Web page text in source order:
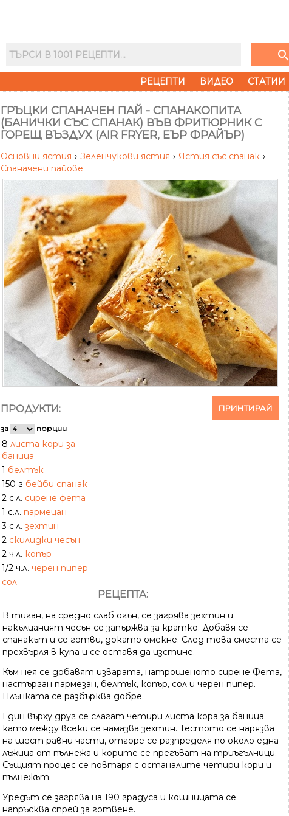
search
РЕЦЕПТИ ВИДЕО СТАТИИ
ГРЪЦКИ СПАНАЧЕН ПАЙ - СПАНАКОПИТА
(БАНИЧКИ СЪС СПАНАК) ВЪВ ФРИТЮРНИК С
ГОРЕЩ ВЪЗДУХ (AIR FRYER, ЕЪР ФРАЙЪР)
Основни ястия › Зеленчукови ястия › Ястия със спанак ›
Спаначени пайове
ПРИНТИРАЙ
ПРОДУКТИ:
за порции
8 листа кори за
баница
1 белтък
150 г бейби спанак
2 с.л. сирене фета
1 с.л. пармецан
3 с.л. зехтин
2 скилидки чесън
2 ч.л. копър
1/2 ч.л. черен пипер
сол
РЕЦЕПТА:
В тиган, на средно слаб огън, се загрява зехтин и
накълцаният чесън се запържва за кратко. Добавя се
спанакът и се готви, докато омекне. След това сместа се
прехвърля в купа и се оставя да изстине.
Към нея се добавят изварата, натрошеното сирене Фета,
настърган пармезан, белтък, копър, сол и черен пипер.
Плънката се разбърква добре.
Един върху друг се слагат четири листа кора за баница
като между всеки се намазва зехтин. Тестото се нарязва
на шест равни части, отгоре се разпределя по около една
лъжица от пълнежа и корите се прегъват на триъгълници.
Същият процес се повтаря с останалите четири кори и
пълнежът.
Уредът се загрява на 190 градуса и кошницата се
напръсква спрей за готвене.